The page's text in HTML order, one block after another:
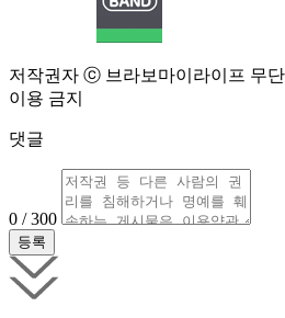
저작권자 ⓒ 브라보마이라이프 무
이용 금지
댓글
0 / 300